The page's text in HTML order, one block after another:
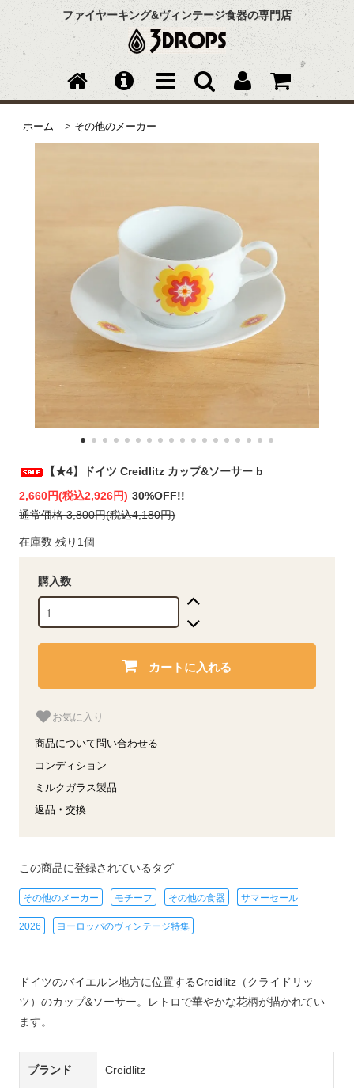
ファイヤーキング&ヴィンテージ食器の専門店
ホーム > その他のメーカー
【★4】ドイツ Creidlitz カップ&ソーサー b
2,660円(税込2,926円) 30%OFF!!
通常価格 3,800円(税込4,180円)
在庫数 残り1個
購入数
カートに入れる
お気に入り
商品について問い合わせる
コンディション
ミルクガラス製品
返品・交換
この商品に登録されているタグ
その他のメーカー モチーフ その他の食器 サマーセール
2026 ヨーロッパのヴィンテージ特集
ドイツのバイエルン地方に位置するCreidlitz（クライドリッ
ツ）のカップ&ソーサー。レトロで華やかな花柄が描かれてい
ます。
ブランド Creidlitz